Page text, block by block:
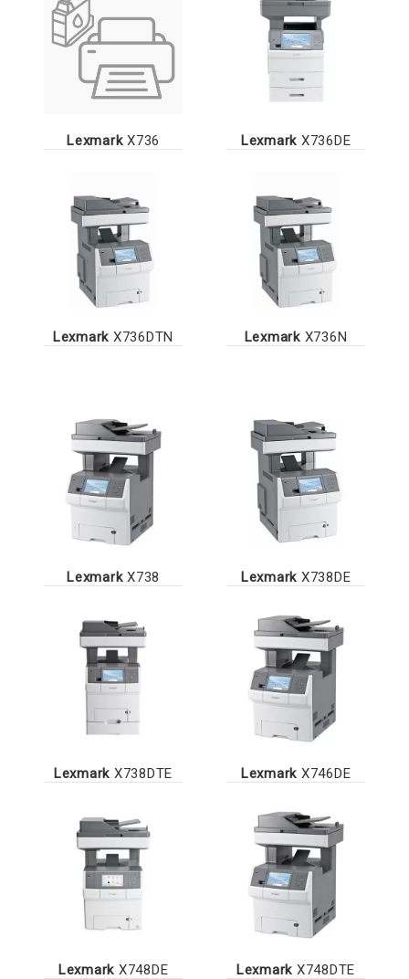
LexmarkX736 Lexmark X736DE
Lexmark X736DTN LexmarkX736N
LexmarkX738 Lexmark X738DE
Lexmark X738DTE Lexmark X746DE
Lexmark X748DE Lexmark X748DTE